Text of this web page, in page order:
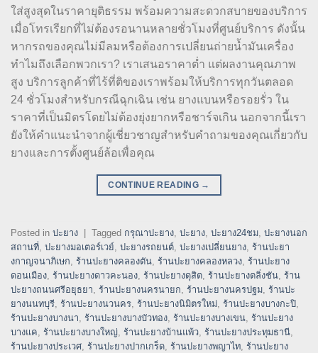
ใส่สูงสุดในราคายุติธรรม พร้อมความสะดวกสบายของบริการ
เมื่อโทรเรียกที่ไม่ต้องรอนานหลายชั่วโมงที่ศูนย์บริการ ดังนั้น
หากรถของคุณไม่มีลมหรือต้องการเปลี่ยนถ่ายน้ำมันเครื่อง
ทำไมถึงเลือกพวกเรา? เราเสนอราคาต่ำ แต่ผลงานคุณภาพ
สูง บริการลูกค้าที่ไร้ที่ติของเราพร้อมให้บริการทุกวันตลอด
24 ชั่วโมงสำหรับกรณีฉุกเฉิน เช่น ยางแบนหรือรอยรั่ว ใน
ราคาที่เป็นมิตรโดยไม่ต้องยุ่งยากหรือชาร์จเกิน นอกจากนี้เรา
ยังให้คำแนะนำจากผู้เชี่ยวชาญสำหรับคำถามของคุณเกี่ยวกับ
ยางและการตั้งศูนย์ล้อเพื่อคุณ
CONTINUE READING →
Posted in ปะยาง Tagged กรุณาปะยาง, ปะยาง, ปะยาง24ชม, ปะยางนอก
สถานที่, ปะยางมอเตอร์เวย์, ปะยางรถยนต์, ปะยางเปลี่ยนยาง, ร้านปะยา
งกาญจนาภิเษก, ร้านปะยางคลองตัน, ร้านปะยางคลองหลวง, ร้านปะยาง
ดอนเมือง, ร้านปะยางดาวคะนอง, ร้านปะยางดุสิต, ร้านปะยางตลิ่งชัน, ร้าน
ปะยางถนนศรีอยุธยา, ร้านปะยางนครนายก, ร้านปะยางนครปฐม, ร้านปะ
ยางนนทบุรี, ร้านปะยางนวนคร, ร้านปะยางนิมิตรใหม่, ร้านปะยางบางกะปิ,
ร้านปะยางบางนา, ร้านปะยางบางบัวทอง, ร้านปะยางบางเขน, ร้านปะยาง
บางแค, ร้านปะยางบางใหญ่, ร้านปะยางบ้านแพ้ว, ร้านปะยางประทุมธานี,
ร้านปะยางประเวศ, ร้านปะยางปากเกร็ด, ร้านปะยางพญาไท, ร้านปะยาง